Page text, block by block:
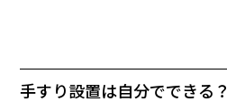
手すり設置は自分でできる？